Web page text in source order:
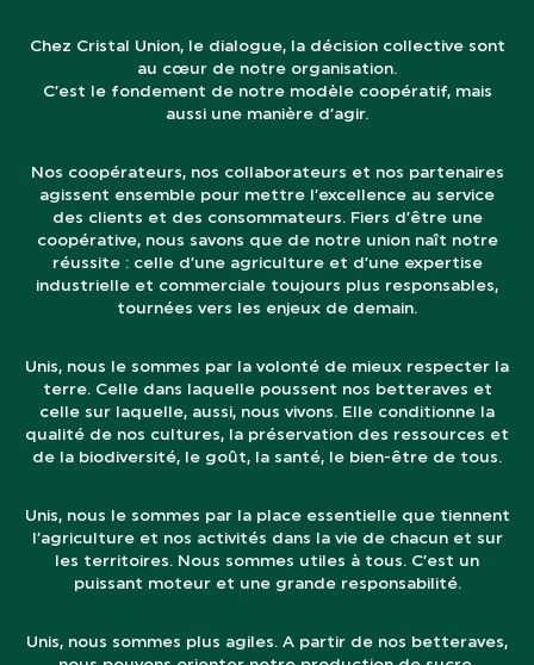
Chez Cristal Union, le dialogue, la décision collective sont
au cœur de notre organisation.
C’est le fondement de notre modèle coopératif, mais
aussi une manière d’agir.
Nos coopérateurs, nos collaborateurs et nos partenaires
agissent ensemble pour mettre l’excellence au service
des clients et des consommateurs. Fiers d’être une
coopérative, nous savons que de notre union naît notre
réussite : celle d’une agriculture et d’une expertise
industrielle et commerciale toujours plus responsables,
tournées vers les enjeux de demain.
Unis, nous le sommes par la volonté de mieux respecter la
terre. Celle dans laquelle poussent nos betteraves et
celle sur laquelle, aussi, nous vivons. Elle conditionne la
qualité de nos cultures, la préservation des ressources et
de la biodiversité, le goût, la santé, le bien-être de tous.
Unis, nous le sommes par la place essentielle que tiennent
l’agriculture et nos activités dans la vie de chacun et sur
les territoires. Nous sommes utiles à tous. C’est un
puissant moteur et une grande responsabilité.
Unis, nous sommes plus agiles. A partir de nos betteraves,